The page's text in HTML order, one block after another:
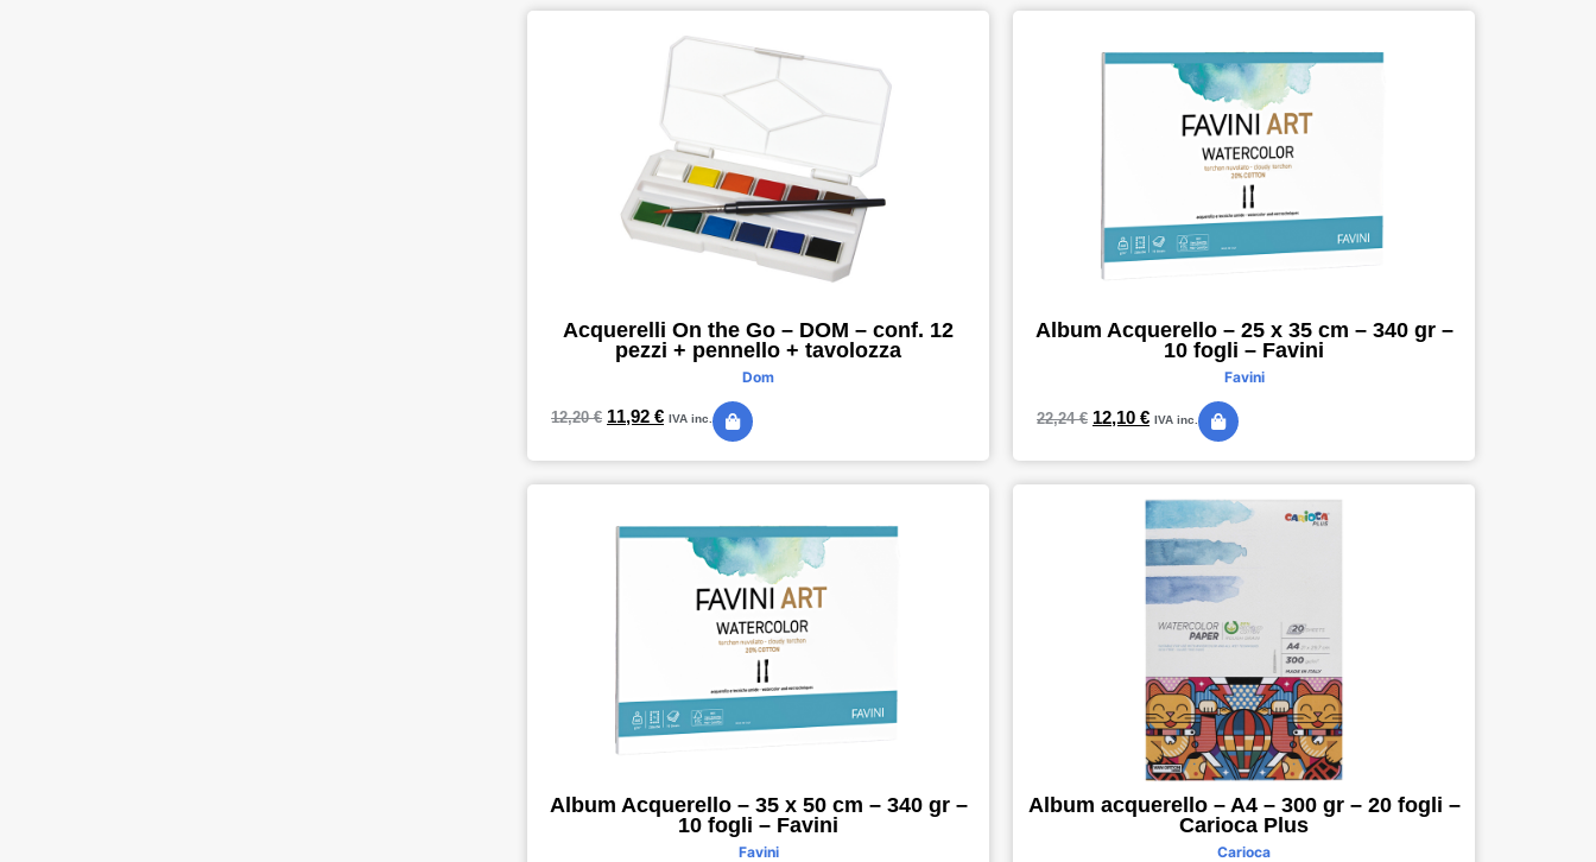
Acquerelli On the Go – DOM – conf. 12
pezzi + pennello + tavolozza
Dom
12,20€ 11,92 € IVA inc.
Album Acquerello – 25 x 35 cm – 340 gr –
10 fogli – Favini
Favini
22,24€ 12,10 € IVA inc.
Album Acquerello – 35 x 50 cm – 340 gr –
10 fogli – Favini
Favini
Album acquerello – A4 – 300 gr – 20 fogli –
Carioca Plus
Carioca